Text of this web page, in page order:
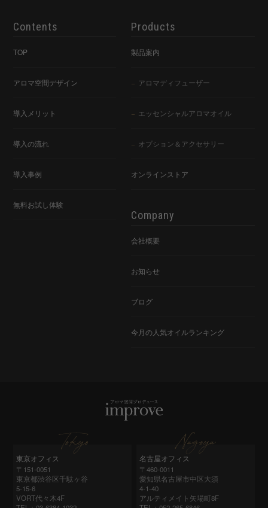
Contents
TOP
アロマ空間デザイン
導入メリット
導入の流れ
導入事例
無料お試し体験
Products
製品案内
アロマディフューザー
エッセンシャルアロマオイル
オプション＆アクセサリー
オンラインストア
Company
会社概要
お知らせ
ブログ
今月の人気オイルランキング
東京オフィス
〒151-0051
東京都渋谷区千駄ヶ谷
5-15-6
VORT代々木4F
名古屋オフィス
〒460-0011
愛知県名古屋市中区大須
4-1-40
アルティメイト矢場町8F